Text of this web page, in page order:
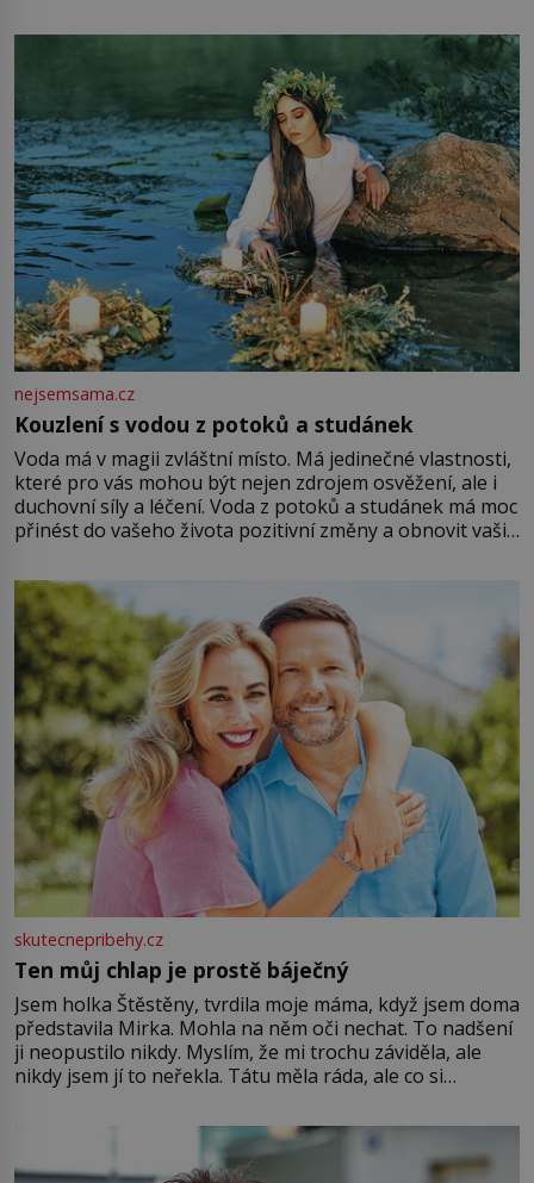
milostpaní. Stačí jenom na sukni,“ zhodnotí švadlena
množství růžového mušelínu. „Ošidili vás, podívejte.“
Vezme do ruky dřevěnou
nejsemsama.cz
Kouzlení s vodou z potoků a studánek
Voda má v magii zvláštní místo. Má jedinečné vlastnosti,
které pro vás mohou být nejen zdrojem osvěžení, ale i
duchovní síly a léčení. Voda z potoků a studánek má moc
přinést do vašeho života pozitivní změny a obnovit vaši
můžete obohatit své rituály a přinést do svého života
větší harmonii a klid. Je důležité
skutecnepribehy.cz
Ten můj chlap je prostě báječný
Jsem holka Štěstěny, tvrdila moje máma, když jsem doma
představila Mirka. Mohla na něm oči nechat. To nadšení
ji neopustilo nikdy. Myslím, že mi trochu záviděla, ale
nikdy jsem jí to neřekla. Tátu měla ráda, ale co si
Jsme spolu moc rádi Tehdy byla jiná doba, když